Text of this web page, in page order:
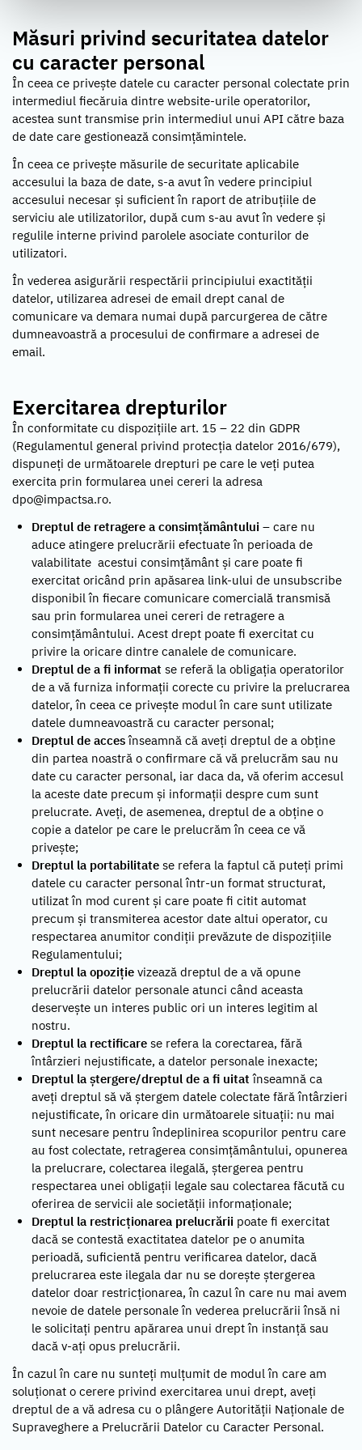
Măsuri privind securitatea datelor
cu caracter personal
În ceea ce privește datele cu caracter personal colectate prin
intermediul fiecăruia dintre website-urile operatorilor,
acestea sunt transmise prin intermediul unui API către baza
de date care gestionează consimțămintele.
În ceea ce privește măsurile de securitate aplicabile
accesului la baza de date, s-a avut în vedere principiul
accesului necesar și suficient în raport de atribuțiile de
serviciu ale utilizatorilor, după cum s-au avut în vedere și
regulile interne privind parolele asociate conturilor de
utilizatori.
În vederea asigurării respectării principiului exactității
datelor, utilizarea adresei de email drept canal de
comunicare va demara numai după parcurgerea de către
dumneavoastră a procesului de confirmare a adresei de
email.
Exercitarea drepturilor
În conformitate cu dispozițiile art. 15 – 22 din GDPR
(Regulamentul general privind protecția datelor 2016/679),
dispuneți de următoarele drepturi pe care le veți putea
exercita prin formularea unei cereri la adresa
dpo@impactsa.ro.
Dreptul de retragere a consimțământului – care nu
aduce atingere prelucrării efectuate în perioada de
valabilitate acestui consimțământ și care poate fi
exercitat oricând prin apăsarea link-ului de unsubscribe
disponibil în fiecare comunicare comercială transmisă
sau prin formularea unei cereri de retragere a
consimțământului. Acest drept poate fi exercitat cu
privire la oricare dintre canalele de comunicare.
Dreptul de a fi informat se referă la obligația operatorilor
de a vă furniza informații corecte cu privire la prelucrarea
datelor, în ceea ce privește modul în care sunt utilizate
datele dumneavoastră cu caracter personal;
Dreptul de accesînseamnă că aveți dreptul de a obține
din partea noastră o confirmare că vă prelucrăm sau nu
date cu caracter personal, iar daca da, vă oferim accesul
la aceste date precum și informații despre cum sunt
prelucrate. Aveți, de asemenea, dreptul de a obține o
copie a datelor pe care le prelucrăm în ceea ce vă
privește;
Dreptul la portabilitate se refera la faptul că puteți primi
datele cu caracter personal într-un format structurat,
utilizat în mod curent și care poate fi citit automat
precum și transmiterea acestor date altui operator, cu
respectarea anumitor condiții prevăzute de dispozițiile
Regulamentului;
Dreptul la opoziție vizează dreptul de a vă opune
prelucrării datelor personale atunci când aceasta
deservește un interes public ori un interes legitim al
nostru.
Dreptul la rectificare se refera la corectarea, fără
întârzieri nejustificate, a datelor personale inexacte;
Dreptul la ștergere/dreptul de a fi uitat înseamnă ca
aveți dreptul să vă ștergem datele colectate fără întârzieri
nejustificate, în oricare din următoarele situații: nu mai
sunt necesare pentru îndeplinirea scopurilor pentru care
au fost colectate, retragerea consimțământului, opunerea
la prelucrare, colectarea ilegală, ștergerea pentru
respectarea unei obligații legale sau colectarea făcută cu
oferirea de servicii ale societății informaționale;
Dreptul la restricționarea prelucrării poate fi exercitat
dacă se contestă exactitatea datelor pe o anumita
perioadă, suficientă pentru verificarea datelor, dacă
prelucrarea este ilegala dar nu se dorește ștergerea
datelor doar restricționarea, în cazul în care nu mai avem
nevoie de datele personale în vederea prelucrării însă ni
le solicitați pentru apărarea unui drept în instanță sau
dacă v-ați opus prelucrării.
În cazul în care nu sunteți mulțumit de modul în care am
soluționat o cerere privind exercitarea unui drept, aveți
dreptul de a vă adresa cu o plângere Autorității Naționale de
Supraveghere a Prelucrării Datelor cu Caracter Personal.